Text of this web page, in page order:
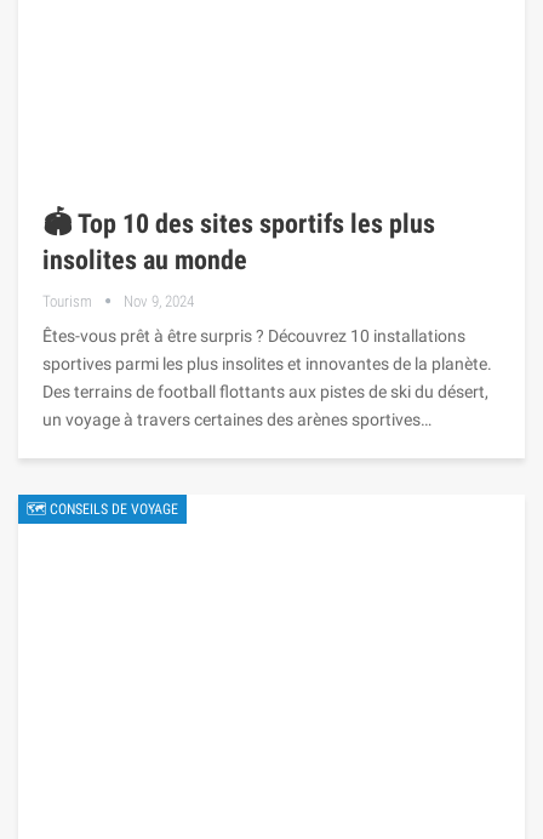
🏟️ Top 10 des sites sportifs les plus
insolites au monde
Tourism Nov 9, 2024
Êtes-vous prêt à être surpris ? Découvrez 10 installations
sportives parmi les plus insolites et innovantes de la planète.
Des terrains de football flottants aux pistes de ski du désert,
un voyage à travers certaines des arènes sportives…
🗺 CONSEILS DE VOYAGE